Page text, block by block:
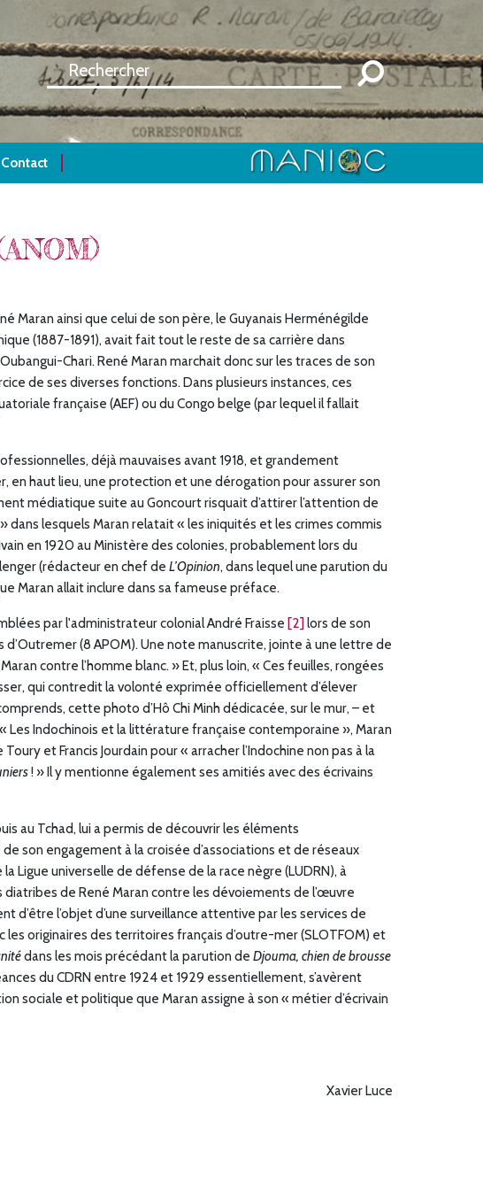
Contact
Maran ainsi que celui de son père, le Guyanais Herménégilde
(1887-1891), avait fait tout le reste de sa carrière dans
Chari. René Maran marchait donc sur les traces de son
de ses diverses fonctions. Dans plusieurs instances, ces
française (AEF) ou du Congo belge (par lequel il fallait
déjà mauvaises avant 1918, et grandement
en haut lieu, une protection et une dérogation pour assurer son
médiatique suite au Goncourt risquait d’attirer l’attention de
lesquels Maran relatait « les iniquités et les crimes commis
en 1920 au Ministère des colonies, probablement lors du
(rédacteur en chef de L’Opinion, dans lequel une parution du
Maran allait inclure dans sa fameuse préface.
par l'administrateur colonial André Fraisse [2] lors de son
(8 APOM). Une note manuscrite, jointe à une lettre de
contre l’homme blanc. » Et, plus loin, « Ces feuilles, rongées
qui contredit la volonté exprimée officiellement d’élever
cette photo d’Hô Chi Minh dédicacée, sur le mur, – et
Les Indochinois et la littérature française contemporaine », Maran
et Francis Jourdain pour « arracher l’Indochine non pas à la
! » Il y mentionne également ses amitiés avec des écrivains
au Tchad, lui a permis de découvrir les éléments
son engagement à la croisée d’associations et de réseaux
Ligue universelle de défense de la race nègre (LUDRN), à
de René Maran contre les dévoiements de l’œuvre
l’objet d’une surveillance attentive par les services de
les originaires des territoires français d’outre-mer (SLOTFOM) et
dans les mois précédant la parution de Djouma, chien de brousse
du CDRN entre 1924 et 1929 essentiellement, s’avèrent
sociale et politique que Maran assigne à son « métier d’écrivain
Xavier Luce